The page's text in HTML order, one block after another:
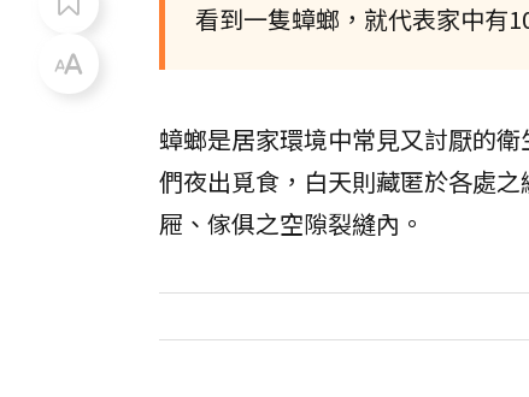
看到一隻蟑螂，就代表家中有
蟑螂是居家環境中常見又討厭的
們夜出覓食，白天則藏匿於各處
屜、傢俱之空隙裂縫內。